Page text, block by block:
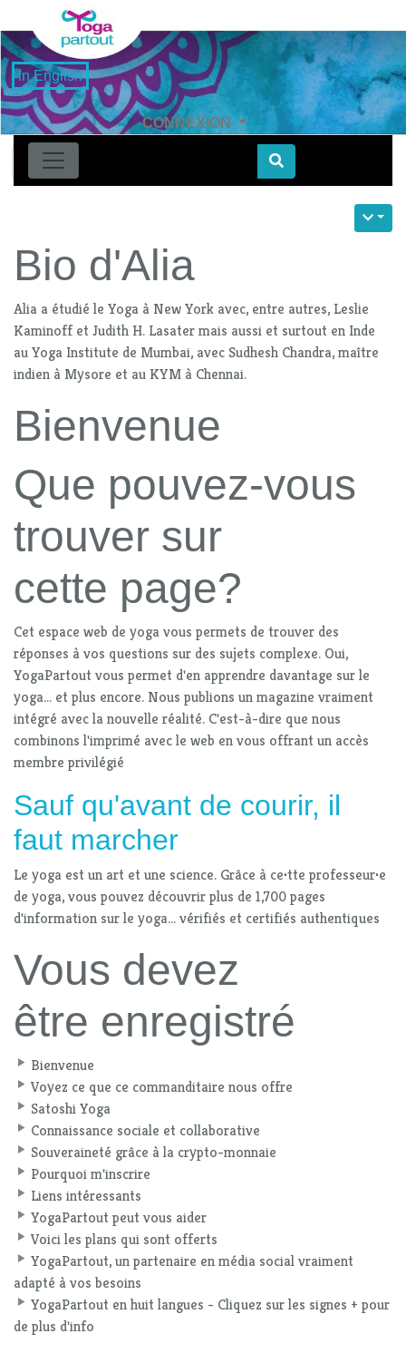
in English
CONNEXION
Find
Bio d'Alia
Alia a étudié le Yoga à New York avec, entre autres, Leslie
Kaminoff et Judith H. Lasater mais aussi et surtout en Inde
au Yoga Institute de Mumbai, avec Sudhesh Chandra, maître
indien à Mysore et au KYM à Chennai.
Bienvenue
Que pouvez-vous
trouver sur
cette page?
Cet espace web de yoga vous permets de trouver des
réponses à vos questions sur des sujets complexe. Oui,
YogaPartout vous permet d'en apprendre davantage sur le
yoga... et plus encore. Nous publions un magazine vraiment
intégré avec la nouvelle réalité. C'est-à-dire que nous
combinons l'imprimé avec le web en vous offrant un accès
membre privilégié
Sauf qu'avant de courir, il
faut marcher
Le yoga est un art et une science. Grâce à ce·tte professeur·e
de yoga, vous pouvez découvrir plus de 1,700 pages
d'information sur le yoga... vérifiés et certifiés authentiques
Vous devez
être enregistré
Bienvenue
Voyez ce que ce commanditaire nous offre
Satoshi Yoga
Connaissance sociale et collaborative
Souveraineté grâce à la crypto-monnaie
Pourquoi m'inscrire
Liens intéressants
YogaPartout peut vous aider
Voici les plans qui sont offerts
YogaPartout, un partenaire en média social vraiment
adapté à vos besoins
YogaPartout en huit langues - Cliquez sur les signes + pour
de plus d'info